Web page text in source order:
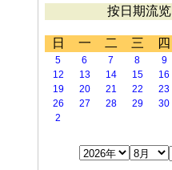
按日期流览
日 一 二 三 四
5 6 7 8 9
12
13 14 15 16
19
20 21 22 23
26
27 28 29 30
2